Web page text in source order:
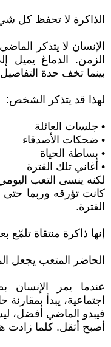
الذاكرة لا تحفظ كل
الإنسان لا يتذكر
الزمن. الدماغ يميل
بينما تخف حدة التفاصيل
لهذا قد يتذكر الشخص:
• جلسات العائلة
• ضحكات الأصدقاء
• بساطة الحياة
• أغاني تلك الفترة
لكنه ينسى التعب
كانت تؤرقه وربما
الفترة.
إنها ذاكرة منتقاة
الحاضر المتعب يجعل
عندما يمر الإنسان
اجتماعية، يبدأ
فيبدو الماضي أفضل،
أصبح أثقل. كلما زادت